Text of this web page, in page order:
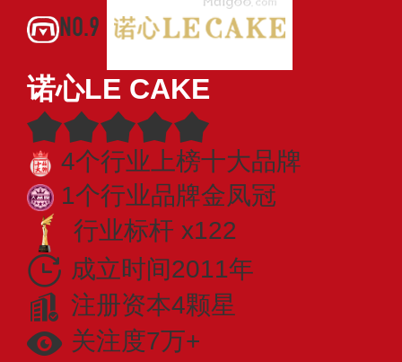
NO.9
诺心LE CAKE
4个行业上榜十大品牌
1个行业品牌金凤冠
行业标杆 x122
成立时间2011年
注册资本4颗星
关注度7万+